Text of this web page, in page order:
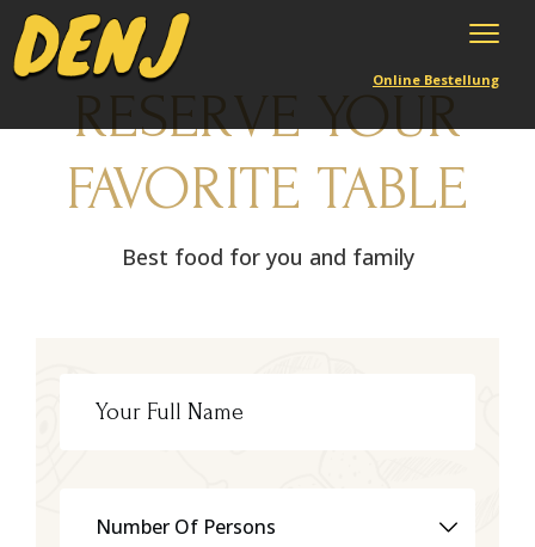
Online Bestellung
RESERVE YOUR
FAVORITE TABLE
Best food for you and family